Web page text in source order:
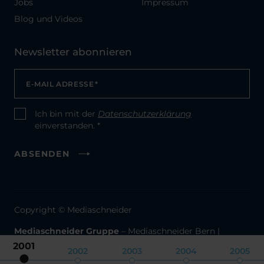
2001 2002 2003 2004 2005
Blog und Videos
Newsletter abonnieren
E-MAIL ADRESSE *
CONSENT *
Ich bin mit der Datenschutzerklärung
einverstanden. *
ABSENDEN
Copyright © Mediaschneider
Mediaschneider Gruppe – Mediaschneider Bern |
TW Media